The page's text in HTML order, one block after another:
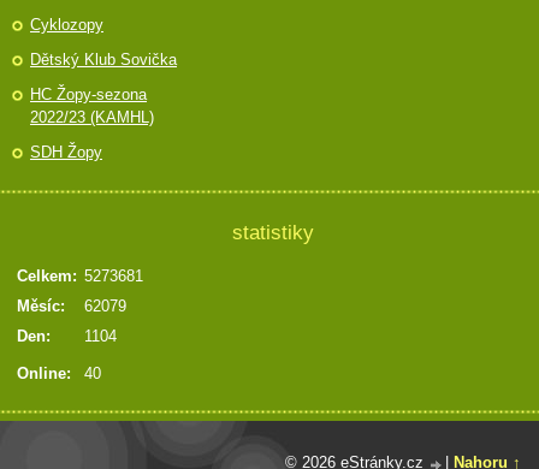
Cyklozopy
Dětský Klub Sovička
HC Žopy-sezona
2022/23 (KAMHL)
SDH Žopy
statistiky
Online: 40
Celkem: 5273681
Měsíc:
62079
Den:
1104
© 2026 eStránky.cz Nahoru ↑